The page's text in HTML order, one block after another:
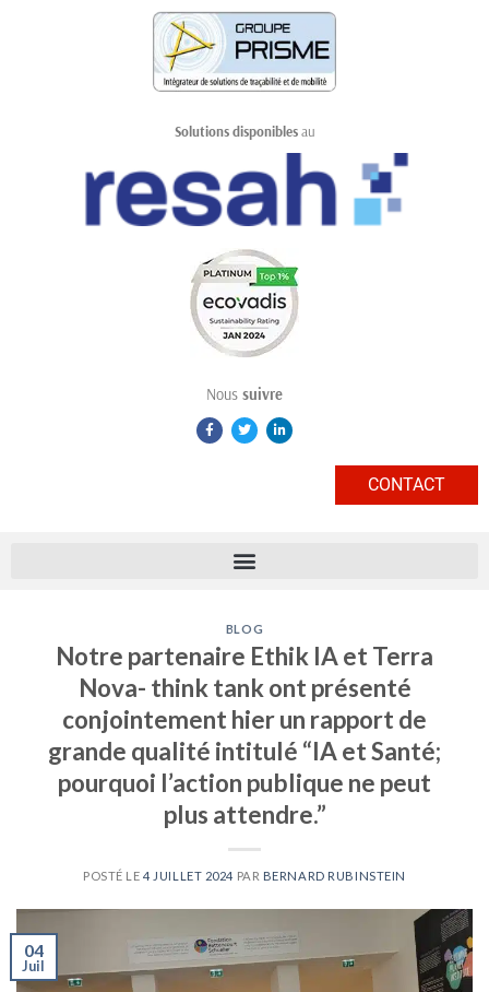
Solutions disponiblesau
Nous suivre
CONTACT
BLOG
Notre partenaire Ethik IA et Terra
Nova- think tank ont présenté
conjointement hier un rapport de
grande qualité intitulé “IA et Santé;
pourquoi l’action publique ne peut
plus attendre.”
POSTÉ LE4 JUILLET 2024 PAR BERNARD RUBINSTEIN
04
Juil